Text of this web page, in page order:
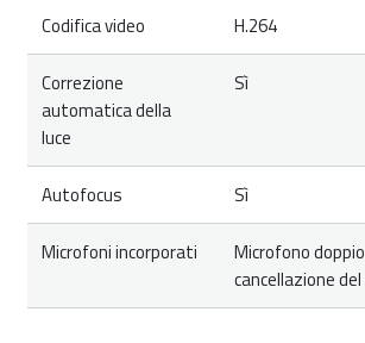
Codifica video H.264
Correzione
automatica della
luce
Sì
Autofocus Sì
Microfoni incorporati
Microfono
cancellazione